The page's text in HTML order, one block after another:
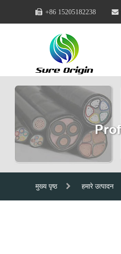
+86 15205182238
मुख्य पृष्ठ हमारे उत्पादन